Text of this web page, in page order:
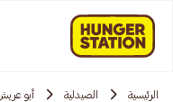
الرئيسية الصيدلية أبو